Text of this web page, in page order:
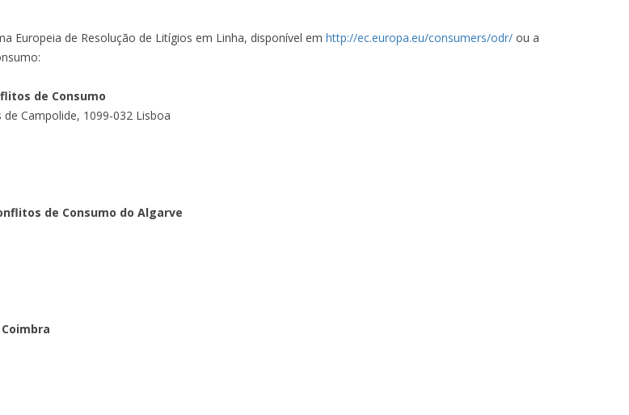
Europeia de Resolução de Litígios em Linha, disponível em http://ec.europa.eu/consumers/odr/ ou a
de Consumo
Campolide, 1099-032 Lisboa
de Consumo do Algarve